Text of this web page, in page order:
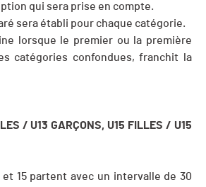
qui sera prise en compte.
sera établi pour chaque catégorie.
lorsque le premier ou la première
catégories confondues, franchit la
/ U13 GARÇONS, U15 FILLES / U15
et 15 partent avec un intervalle de 30